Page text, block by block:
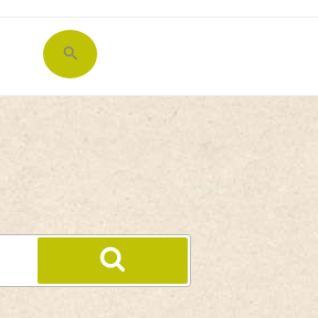
Search
for: